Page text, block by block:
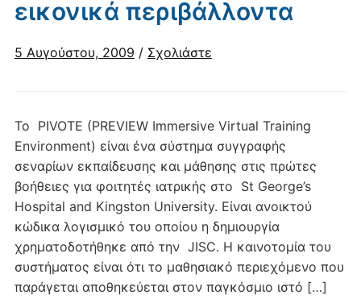
εικονικά περιβάλλοντα
5 Αυγούστου, 2009 / Σχολιάστε
Το PIVOTE (PREVIEW Immersive Virtual Training
Environment) είναι ένα σύστημα συγγραφής
σεναρίων εκπαίδευσης και μάθησης στις πρώτες
βοήθειες για φοιτητές ιατρικής στο St George’s
Hospital and Kingston University. Είναι ανοικτού
κώδικα λογισμικό του οποίου η δημιουργία
χρηματοδοτήθηκε από την JISC. Η καινοτομία του
συστήματος είναι ότι το μαθησιακό περιεχόμενο που
παράγεται αποθηκεύεται στον παγκόσμιο ιστό […]